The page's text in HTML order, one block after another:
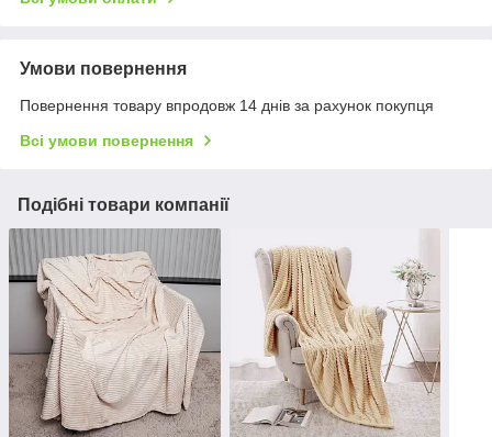
Умови повернення
Повернення товару впродовж 14 днів за рахунок покупця
Всі умови повернення
Подібні товари компанії